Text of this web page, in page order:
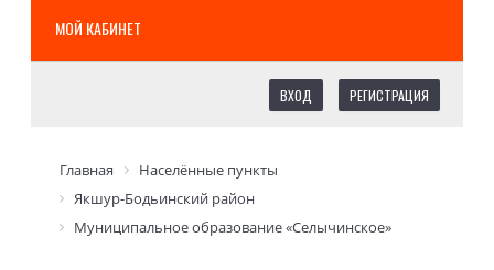
МОЙ КАБИНЕТ
ВХОД РЕГИСТРАЦИЯ
Главная
Населённые пункты
Якшур-Бодьинский район
Муниципальное образование «Селычинское»